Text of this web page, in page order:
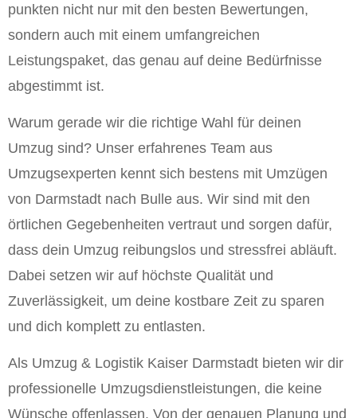
punkten nicht nur mit den besten Bewertungen,
sondern auch mit einem umfangreichen
Leistungspaket, das genau auf deine Bedürfnisse
abgestimmt ist.
Warum gerade wir die richtige Wahl für deinen
Umzug sind? Unser erfahrenes Team aus
Umzugsexperten kennt sich bestens mit Umzügen
von Darmstadt nach Bulle aus. Wir sind mit den
örtlichen Gegebenheiten vertraut und sorgen dafür,
dass dein Umzug reibungslos und stressfrei abläuft.
Dabei setzen wir auf höchste Qualität und
Zuverlässigkeit, um deine kostbare Zeit zu sparen
und dich komplett zu entlasten.
Als Umzug & Logistik Kaiser Darmstadt bieten wir dir
professionelle Umzugsdienstleistungen, die keine
Wünsche offenlassen. Von der genauen Planung und